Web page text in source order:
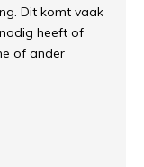
Dit komt vaak
heeft of
of ander